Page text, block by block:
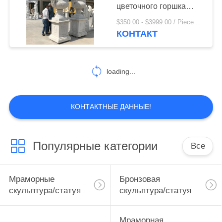
животная
скульптура
Мраморный
фонтан
32
цветочного горшка
римские вручают
высекаенное
$350.00 - $3999.00 / Piece MOQ:1
КОНТАКТ
loading...
КОНТАКТНЫЕ ДАННЫЕ!
Популярные категории Все
Мраморные
скульптура/статуя
Бронзовая
скульптура/статуя